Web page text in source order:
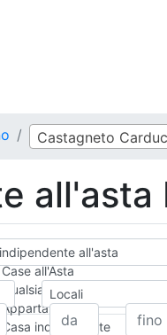
Castagneto
all'asta
all'asta
Case all'Asta
Qualsiasi
Appartamento
Casa indipendente
Locali